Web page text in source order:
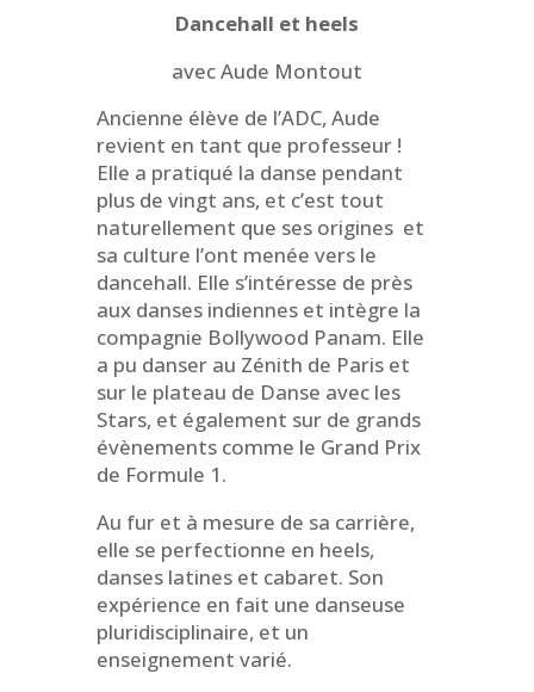
Dancehall et heels
avec Aude Montout
Ancienne élève de l’ADC, Aude
revient en tant que professeur !
Elle a pratiqué la danse pendant
plus de vingt ans, et c’est tout
naturellement que ses origines et
sa culture l’ont menée vers le
dancehall. Elle s’intéresse de près
aux danses indiennes et intègre la
compagnie Bollywood Panam. Elle
a pu danser au Zénith de Paris et
sur le plateau de Danse avec les
Stars, et également sur de grands
évènements comme le Grand Prix
de Formule 1.
Au fur et à mesure de sa carrière,
elle se perfectionne en heels,
danses latines et cabaret. Son
expérience en fait une danseuse
pluridisciplinaire, et un
enseignement varié.